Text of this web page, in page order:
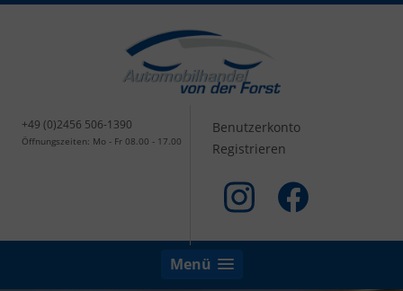
+49 (0)2456 506-1390
Öffnungszeiten: Mo - Fr 08.00 - 17.00
Benutzerkonto
Registrieren
Menü